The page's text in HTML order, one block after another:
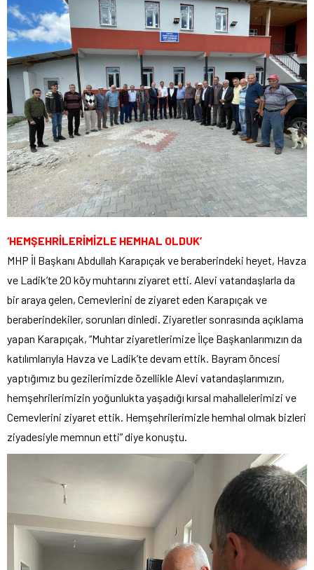
‘HEMŞEHRİLERİMİZLE HEMHAL OLDUK’
MHP İl Başkanı Abdullah Karapıçak ve beraberindeki heyet, Havza
ve Ladik’te 20 köy muhtarını ziyaret etti. Alevi vatandaşlarla da
bir araya gelen, Cemevlerini de ziyaret eden Karapıçak ve
beraberindekiler, sorunları dinledi. Ziyaretler sonrasında açıklama
yapan Karapıçak, “Muhtar ziyaretlerimize İlçe Başkanlarımızın da
katılımlarıyla Havza ve Ladik’te devam ettik. Bayram öncesi
yaptığımız bu gezilerimizde özellikle Alevi vatandaşlarımızın,
hemşehrilerimizin yoğunlukta yaşadığı kırsal mahallelerimizi ve
Cemevlerini ziyaret ettik. Hemşehrilerimizle hemhal olmak bizleri
ziyadesiyle memnun etti” diye konuştu.